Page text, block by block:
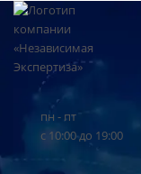
пн - пт
с 10:00 до 19:00